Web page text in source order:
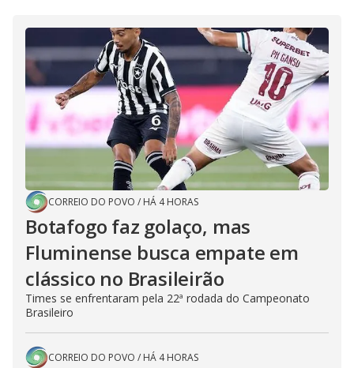
CORREIO DO POVO / HÁ 4 HORAS
Botafogo faz golaço, mas
Fluminense busca empate em
clássico no Brasileirão
Times se enfrentaram pela 22ª rodada do Campeonato
Brasileiro
CORREIO DO POVO / HÁ 4 HORAS